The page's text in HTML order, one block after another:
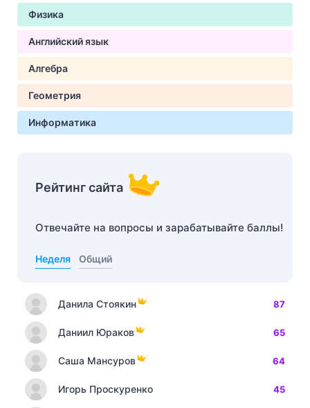
Физика
Английский язык
Алгебра
Геометрия
Информатика
Рейтинг сайта
Отвечайте на вопросы и зарабатывайте баллы!
Неделя Общий
Данила Стоякин 87
Даниил Юраков 65
Саша Мансуров 64
Игорь Проскуренко 45